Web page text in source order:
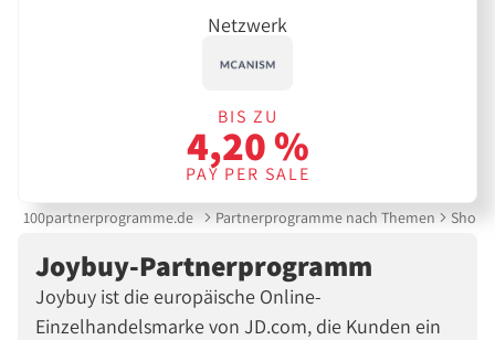
Netzwerk
BIS ZU
4,20 %
PAY PER SALE
100partnerprogramme.de Partnerprogramme nach Themen
Joybuy-Partnerprogramm
Joybuy ist die europäische Online-
Einzelhandelsmarke von JD.com, die Kunden ein